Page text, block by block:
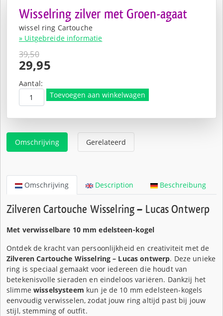
Wisselring zilver met Groen-agaat
wissel ring Cartouche
» Uitgebreide informatie
39,50
Oorspronkelijke
prijs
was:
€39,50.
29,95
Huidige
prijs
is:
€29,95.
Aantal:
Toevoegen aan winkelwagen
Omschrijving Gerelateerd
Omschrijving Description Beschreibung
Zilveren Cartouche Wisselring – Lucas Ontwerp
Met verwisselbare 10 mm edelsteen-kogel
Ontdek de kracht van persoonlijkheid en creativiteit met de
Zilveren Cartouche Wisselring – Lucas ontwerp. Deze unieke
ring is speciaal gemaakt voor iedereen die houdt van
betekenisvolle sieraden en eindeloos variëren. Dankzij het
slimme wisselsysteem kun je de 10 mm edelsteen-kogels
eenvoudig verwisselen, zodat jouw ring altijd past bij jouw
stijl, stemming of outfit.